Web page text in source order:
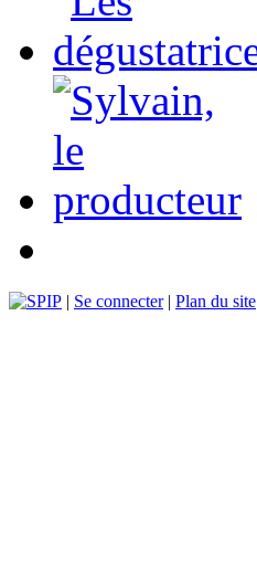
| Se connecter| Plan du site